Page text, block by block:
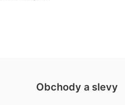
Obchody a slevy